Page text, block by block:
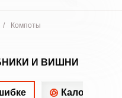
/
Компоты
И ВИШНИ